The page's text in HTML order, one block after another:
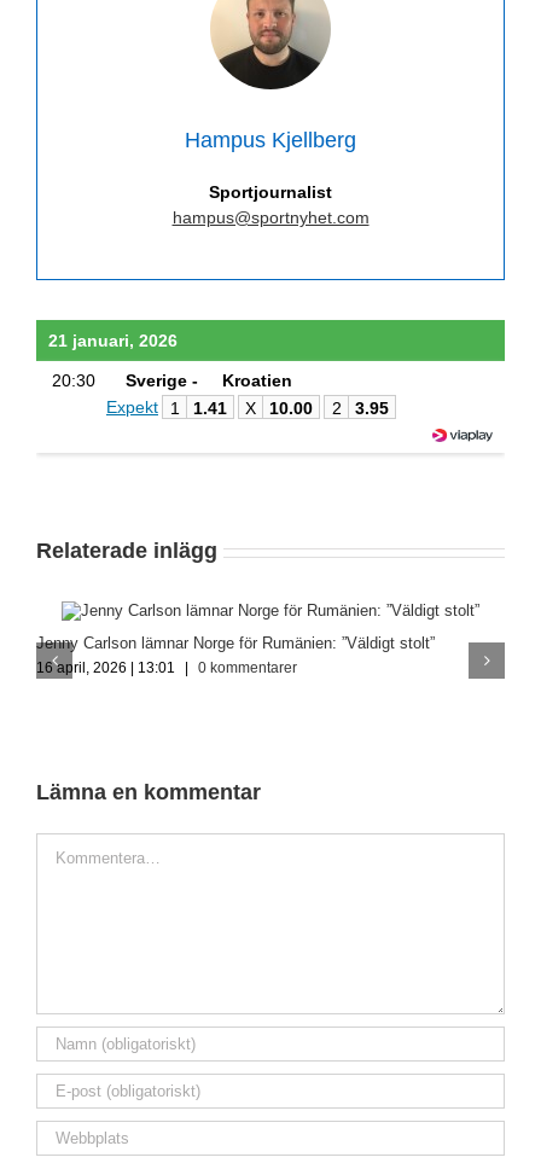
Hampus Kjellberg
Sportjournalist
hampus@sportnyhet.com
21 januari, 2026
20:30 Sverige -
Kroatien
Expekt
1 1.41 X 10.00 2 3.95
Relaterade inlägg
Jenny Carlson lämnar Norge för Rumänien: ”Väldigt stolt”
16 april, 2026 | 13:01 0 kommentarer
Lämna en kommentar